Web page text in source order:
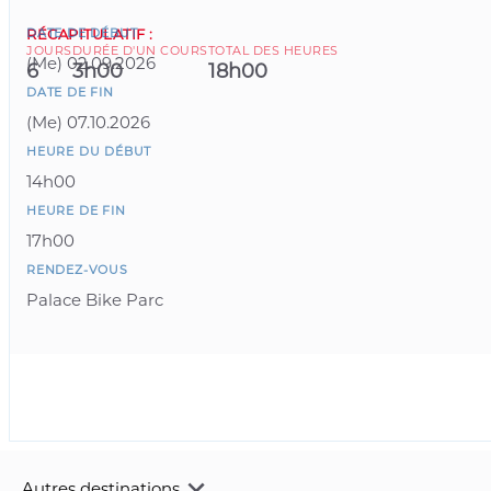
DATE DE DÉBUT
(Me) 02.09.2026
DATE DE FIN
(Me) 07.10.2026
HEURE DU DÉBUT
14h00
HEURE DE FIN
17h00
RENDEZ-VOUS
Palace Bike Parc
RÉCAPITULATIF :
JOURS
6
DURÉE D'UN COURS
3h00
TOTAL DES HEURES
18h00